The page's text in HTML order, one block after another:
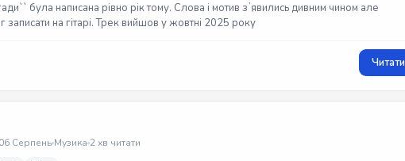
була написана рівно рік тому. Слова і мотив зʼявились дивним чином але
записати на гітарі. Трек вийшов у жовтні 2025 року
Читати
06 Серпень Музика 2 хв читати